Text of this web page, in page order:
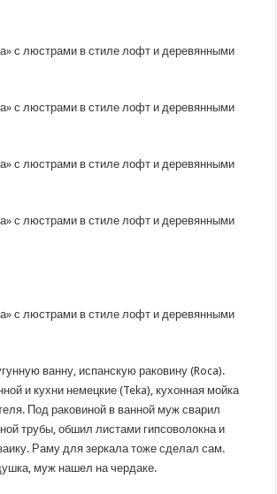
ванну, испанскую раковину (Roca).
и кухни немецкие (Teka), кухонная мойка
Под раковиной в ванной муж сварил
трубы, обшил листами гипсоволокна и
Раму для зеркала тоже сделал сам.
муж нашел на чердаке.